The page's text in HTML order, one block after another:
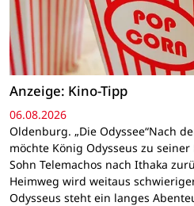
Anzeige: Kino-Tipp
06.08.2026
Oldenburg. „Die Odyssee“Nach
möchte König Odysseus zu
Sohn Telemachos nach Ithaka
Heimweg wird weitaus
Odysseus steht ein langes